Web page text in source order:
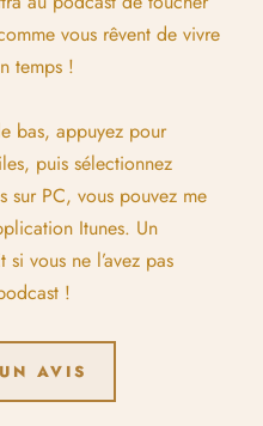
vous rêvent de vivre
temps !
bas, appuyez pour
puis sélectionnez
sur PC, vous pouvez me
Itunes. Un
vous ne l’avez pas
!
AVIS